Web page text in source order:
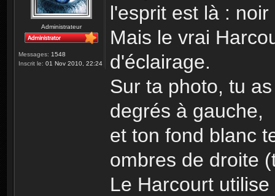
Administrateur
Messages: 1548
Inscrit le: 01 Nov 2010, 22:24
l'esprit est là :
Mais le vrai
d'éclairage.
Sur ta photo, tu
degrés à gauche,
et ton fond blanc
ombres de droite
Le Harcourt